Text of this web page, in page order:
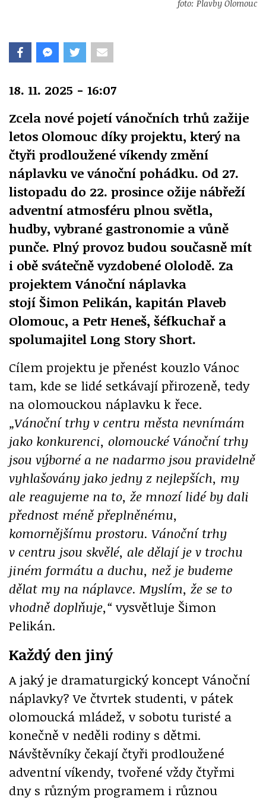
foto: Plavby Olomouc
18. 11. 2025 - 16:07
Zcela nové pojetí vánočních trhů zažije
letos Olomouc díky projektu, který na
čtyři prodloužené víkendy změní
náplavku ve vánoční pohádku. Od 27.
listopadu do 22. prosince ožije nábřeží
adventní atmosféru plnou světla,
hudby, vybrané gastronomie a vůně
punče. Plný provoz budou současně mít
i obě svátečně vyzdobené Ololodě. Za
projektem Vánoční náplavka
stojí Šimon Pelikán, kapitán Plaveb
Olomouc, a Petr Heneš, šéfkuchař a
spolumajitel Long Story Short.
Cílem projektu je přenést kouzlo Vánoc
tam, kde se lidé setkávají přirozeně, tedy
na olomouckou náplavku k řece.
„Vánoční trhy v centru města nevnímám
jako konkurenci, olomoucké Vánoční trhy
jsou výborné a ne nadarmo jsou pravidelně
vyhlašovány jako jedny z nejlepších, my
ale reagujeme na to, že mnozí lidé by dali
přednost méně přeplněnému,
komornějšímu prostoru. Vánoční trhy
v centru jsou skvělé, ale dělají je v trochu
jiném formátu a duchu, než je budeme
dělat my na náplavce. Myslím, že se to
vhodně doplňuje,“ vysvětluje Šimon
Pelikán.
Každý den jiný
A jaký je dramaturgický koncept Vánoční
náplavky? Ve čtvrtek studenti, v pátek
olomoucká mládež, v sobotu turisté a
konečně v neděli rodiny s dětmi.
Návštěvníky čekají čtyři prodloužené
adventní víkendy, tvořené vždy čtyřmi
dny s různým programem i různou